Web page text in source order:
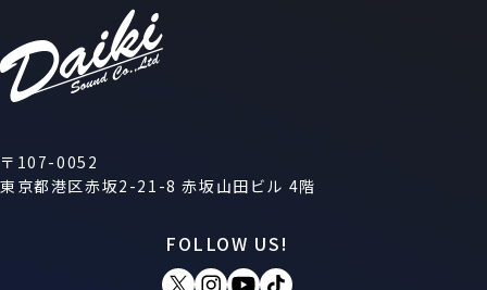
〒107-0052
東京都港区赤坂2-21-8 赤坂山田ビル 4階
FOLLOW US!